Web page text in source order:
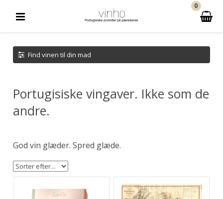
0
Find vinen til din mad
Portugisiske vingaver. Ikke som de
andre.
God vin glæder. Spred glæde.